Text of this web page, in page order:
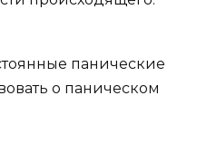
панические
о паническом